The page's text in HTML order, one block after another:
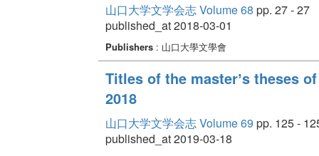
山口大学文学会志 Volume 68 pp. 27 - 27
published_at 2018-03-01
Publishers: 山口大學文學會
Titles of the masterʼs theses
2018
山口大学文学会志 Volume 69 pp. 125 -
published_at 2019-03-18